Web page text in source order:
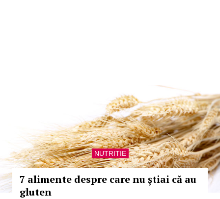
NUTRITIE
7 alimente despre care nu știai că au
gluten